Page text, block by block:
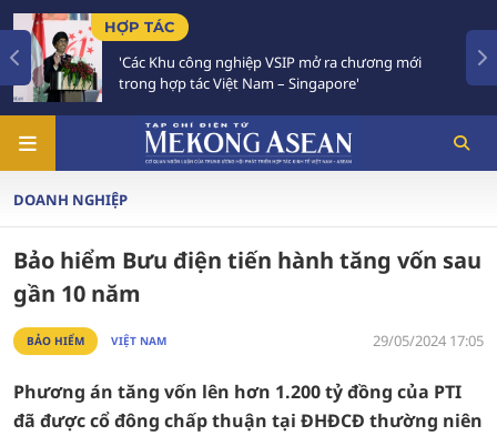
HỢP TÁC
'Các Khu công nghiệp VSIP mở ra chương mới
trong hợp tác Việt Nam – Singapore'
DOANH NGHIỆP
Bảo hiểm Bưu điện tiến hành tăng vốn sau
gần 10 năm
BẢO HIỂM VIỆT NAM 29/05/2024 17:05
Phương án tăng vốn lên hơn 1.200 tỷ đồng của PTI
đã được cổ đông chấp thuận tại ĐHĐCĐ thường niên